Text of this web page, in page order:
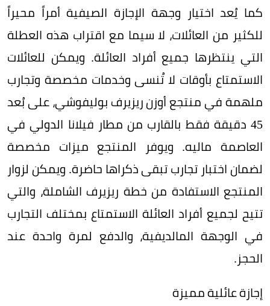
كما يُعد اختيار وجهة الإجازة الصيفية أمراً محيراً
للكثير من العائلات، لا سيما مع اقتراب هذه العطلة
التي ينتظرها جميع أفراد العائلة. ويمكن للعائلات
الاستمتاع بأوقات لا تُنسى وخدمات مخصصة وتجارب
ملهمة في منتجع أوزن ريزيرف بوليفوشي، على بُعد
45 دقيقة فقط بالقارب من مطار فيلانا الدولي في
العاصمة ماليه. ويوفر المنتجع ميزات مخصصة
لضمان اختبار تجارب تبقى ذكراها حاضرة. ويمكن لزوار
المنتجع الاستفادة من خطة ريزيرف الشاملة، والتي
تتيح لجميع أفراد العائلة الاستمتاع بمختلف التجارب
في الوجهة المالديفية، والدفع لمرة واحدة عند
الحجز.
إجازة عائلية مميزة